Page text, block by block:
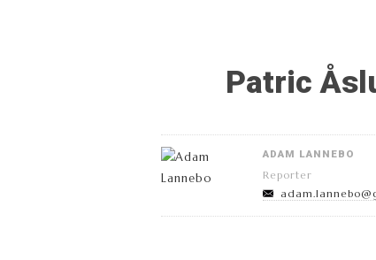
Patric
ADAM LANNEBO
Reporter